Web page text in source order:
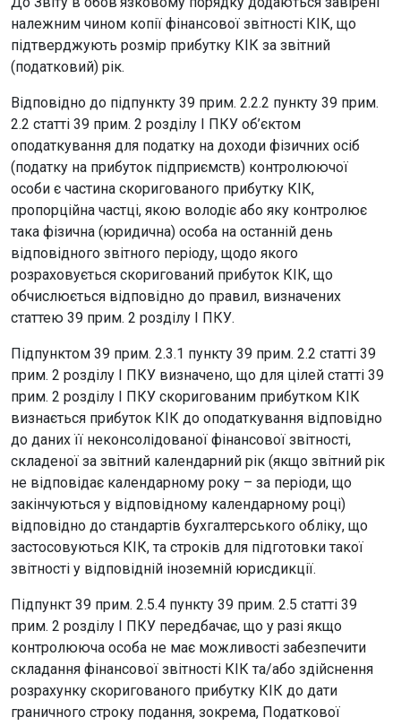
належним чином копії фінансової звітності КІК, що
підтверджують розмір прибутку КІК за звітний
(податковий) рік.
Відповідно до підпункту 39 прим. 2.2.2 пункту 39 прим.
2.2 статті 39 прим. 2 розділу I ПКУ об’єктом
оподаткування для податку на доходи фізичних осіб
(податку на прибуток підприємств) контролюючої
особи є частина скоригованого прибутку КІК,
пропорційна частці, якою володіє або яку контролює
така фізична (юридична) особа на останній день
відповідного звітного періоду, щодо якого
розраховується скоригований прибуток КІК, що
обчислюється відповідно до правил, визначених
статтею 39 прим. 2 розділу I ПКУ.
Підпунктом 39 прим. 2.3.1 пункту 39 прим. 2.2 статті 39
прим. 2 розділу I ПКУ визначено, що для цілей статті 39
прим. 2 розділу I ПКУ скоригованим прибутком КІК
визнається прибуток КІК до оподаткування відповідно
до даних її неконсолідованої фінансової звітності,
складеної за звітний календарний рік (якщо звітний рік
не відповідає календарному року – за періоди, що
закінчуються у відповідному календарному році)
відповідно до стандартів бухгалтерського обліку, що
застосовуються КІК, та строків для підготовки такої
звітності у відповідній іноземній юрисдикції.
Підпункт 39 прим. 2.5.4 пункту 39 прим. 2.5 статті 39
прим. 2 розділу I ПКУ передбачає, що у разі якщо
контролююча особа не має можливості забезпечити
складання фінансової звітності КІК та/або здійснення
розрахунку скоригованого прибутку КІК до дати
граничного строку подання, зокрема, Податкової